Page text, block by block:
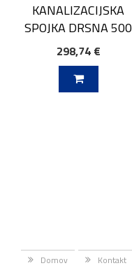
KANALIZACIJSKA
SPOJKA DRSNA 500
298,74 €
Domov Kontakt